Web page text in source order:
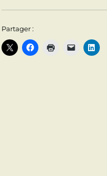
Partager :